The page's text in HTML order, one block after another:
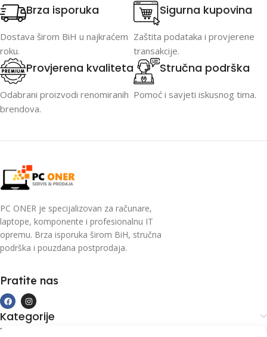
Brza isporuka
Dostava širom BiH u najkraćem
roku.
Sigurna kupovina
Zaštita podataka i provjerene
transakcije.
Provjerena kvaliteta
Odabrani proizvodi renomiranih
brendova.
Stručna podrška
Pomoć i savjeti iskusnog tima.
PC ONER je specijalizovan za računare,
laptope, komponente i profesionalnu IT
opremu. Brza isporuka širom BiH, stručna
podrška i pouzdana postprodaja.
Pratite nas
Kategorije
Kupovina i podrška